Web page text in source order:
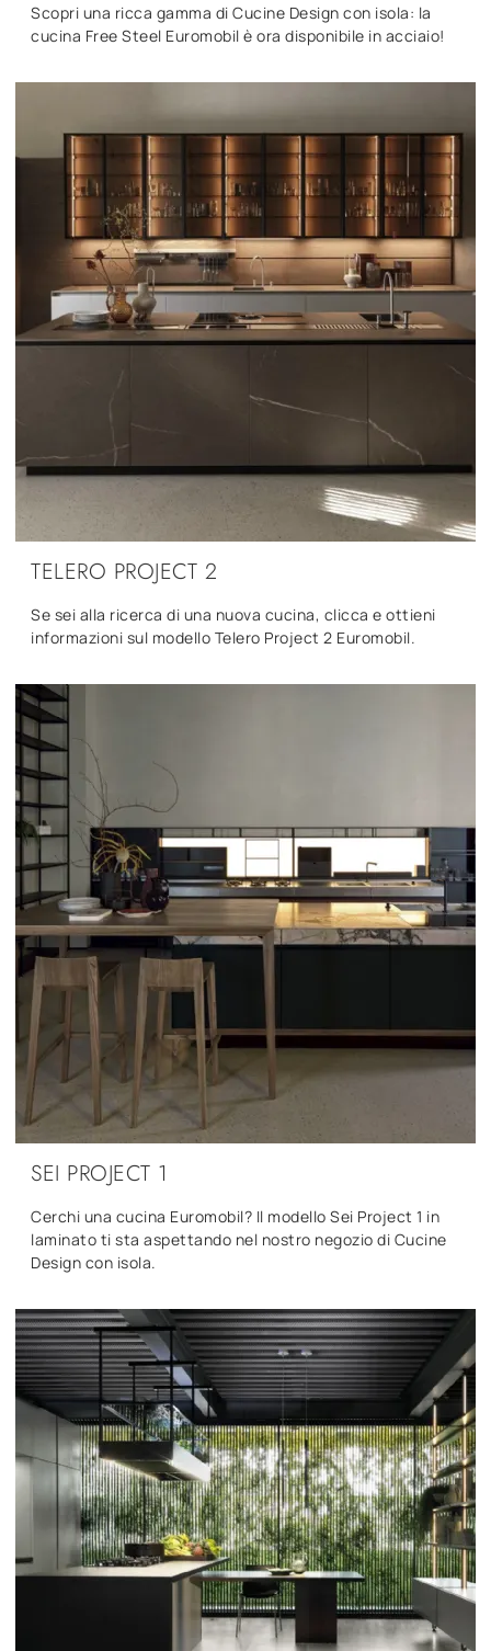
Scopri una ricca gamma di Cucine Design con isola: la
cucina Free Steel Euromobil è ora disponibile in acciaio!
TELERO PROJECT 2
Se sei alla ricerca di una nuova cucina, clicca e ottieni
informazioni sul modello Telero Project 2 Euromobil.
SEI PROJECT 1
Cerchi una cucina Euromobil? Il modello Sei Project 1 in
laminato ti sta aspettando nel nostro negozio di Cucine
Design con isola.